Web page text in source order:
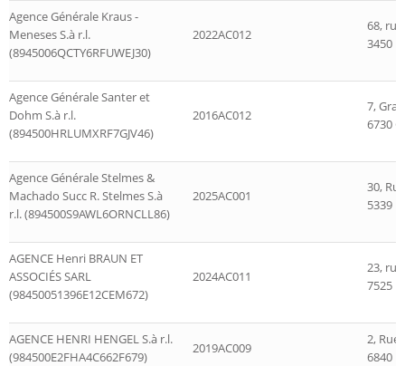
Agence Générale Kraus -
Meneses S.à r.l.
(8945006QCTY6RFUWEJ30)
2022AC012
68,
3450
Agence Générale Santer et
Dohm S.à r.l.
(894500HRLUMXRF7GJV46)
2016AC012
7,
6730
Agence Générale Stelmes &
Machado Succ R. Stelmes S.à
r.l. (894500S9AWL6ORNCLL86)
2025AC001
30,
5339
AGENCE Henri BRAUN ET
ASSOCIÉS SARL
(98450051396E12CEM672)
2024AC011
23,
7525
AGENCE HENRI HENGEL S.à r.l.
(984500E2FHA4C662F679)
2019AC009
2, Rue
6840